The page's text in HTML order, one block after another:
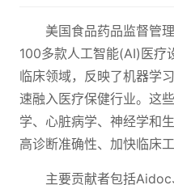
美国食品药品监督管
100多款人工智能(AI)医疗
临床领域，反映了机器学
速融入医疗保健行业。这
学、心脏病学、神经学和
高诊断准确性、加快临床
主要贡献者包括